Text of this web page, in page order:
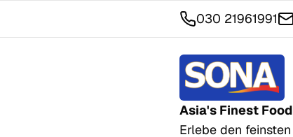
030 21961991
Asia's Finest Food
Erlebe den feinsten